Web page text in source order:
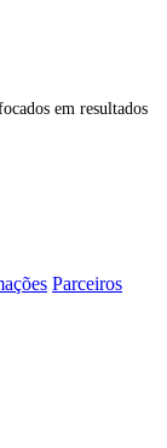
em resultados
Parceiros